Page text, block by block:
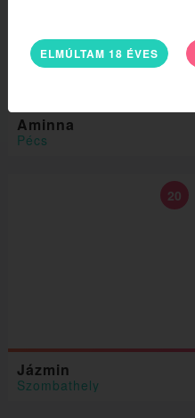
Aminna
Pécs
Jázmin
Szombathely
20
ELMÚLTAM 18 ÉVES